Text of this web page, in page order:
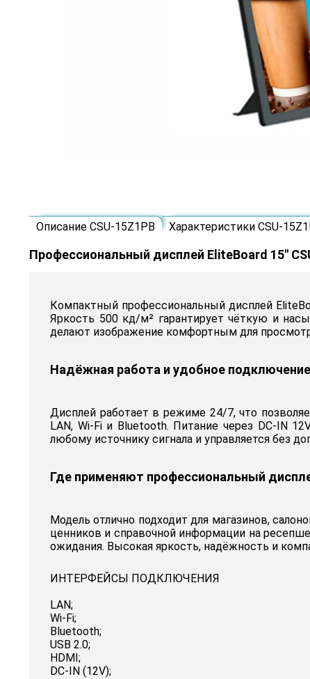
Описание CSU-15Z1PB Характеристики CSU-
Профессиональный дисплей EliteBoard 15"
Компактный профессиональный дисплей
Яркость 500 кд/м² гарантирует чёткую и
делают изображение комфортным для
Надёжная работа и удобное подключение
Дисплей работает в режиме 24/7, что
LAN, Wi-Fi и Bluetooth. Питание через DC-IN
любому источнику сигнала и управляется без
Где применяют профессиональный
Модель отлично подходит для магазинов,
ценников и справочной информации на
ожидания. Высокая яркость, надёжность и
ИНТЕРФЕЙСЫ ПОДКЛЮЧЕНИЯ
LAN;
Wi-Fi;
Bluetooth;
USB 2.0;
HDMI;
DC-IN (12V);